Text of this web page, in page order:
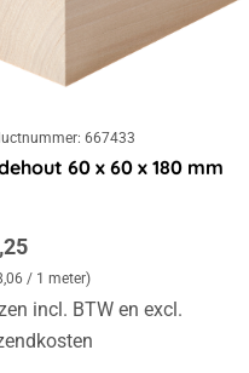
667433
60 x 60 x 180 mm
prijs:
/ 1 meter)
incl. BTW en excl.